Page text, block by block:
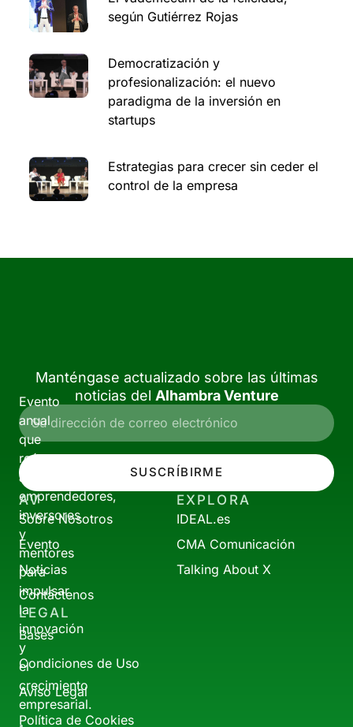
según Gutiérrez Rojas
Democratización y
profesionalización: el nuevo
paradigma de la inversión en
startups
Estrategias para crecer sin ceder el
control de la empresa
Evento
anual
que
reúne
a
emprendedores,
inversores
y
mentores
para
impulsar
la
innovación
y
el
crecimiento
empresarial.
Manténgase actualizado sobre las últimas
noticias del Alhambra Venture
SUSCRÍBIRME
AV
Sobre Nosotros
Evento
Noticias
Contáctenos
EXPLORA
IDEAL.es
CMA Comunicación
Talking About X
LEGAL
Bases
Condiciones de Uso
Aviso Legal
Política de Cookies